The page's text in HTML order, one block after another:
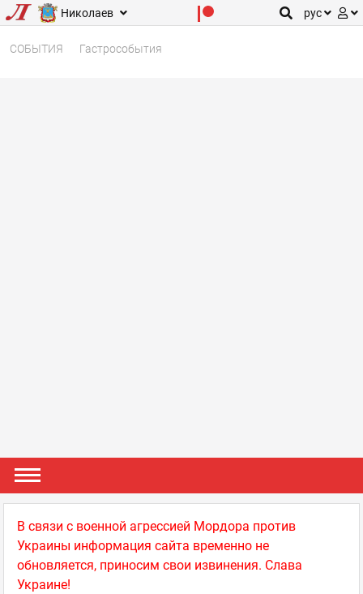
Николаев рус
СОБЫТИЯ Гастрособытия
В связи с военной агрессией Мордора против
Украины информация сайта временно не
обновляется, приносим свои извинения. Слава
Украине!